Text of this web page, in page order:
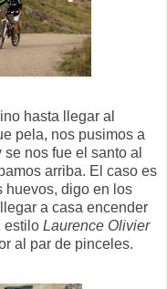
hasta llegar al
pela, nos pusimos a
nos fue el santo al
arriba. El caso es
huevos, digo en los
a casa encender
estilo Laurence Olivier
al par de pinceles.